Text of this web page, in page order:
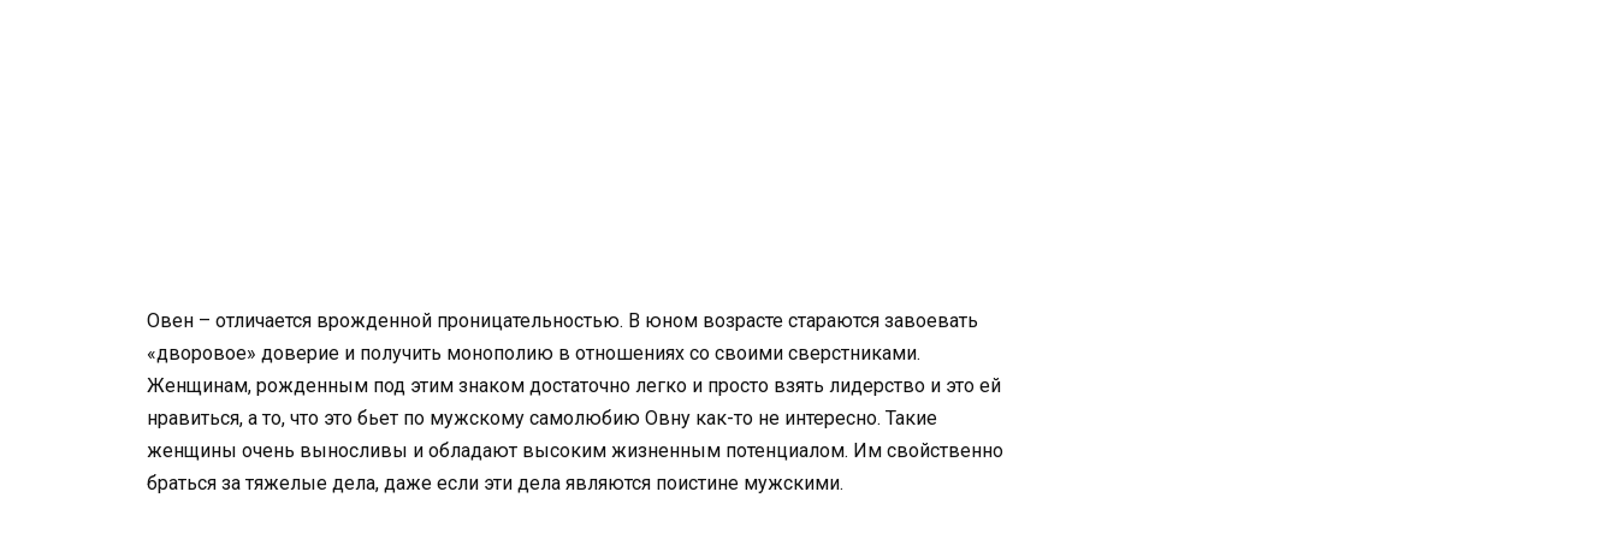
Овен – отличается врожденной проницательностью. В юном возрасте стараются завоевать
«дворовое» доверие и получить монополию в отношениях со своими сверстниками.
Женщинам, рожденным под этим знаком достаточно легко и просто взять лидерство и это ей
нравиться, а то, что это бьет по мужскому самолюбию Овну как-то не интересно. Такие
женщины очень выносливы и обладают высоким жизненным потенциалом. Им свойственно
браться за тяжелые дела, даже если эти дела являются поистине мужскими.